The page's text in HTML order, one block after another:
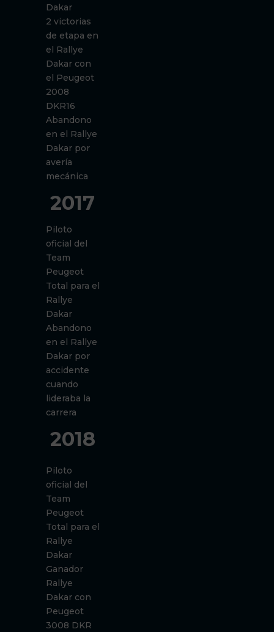
Dakar
2 victorias
de etapa en
el Rallye
Dakar con
el Peugeot
2008
DKR16
Abandono
en el Rallye
Dakar por
avería
mecánica
2017
Piloto
oficial del
Team
Peugeot
Total para el
Rallye
Dakar
Abandono
en el Rallye
Dakar por
accidente
cuando
lideraba la
carrera
2018
Piloto
oficial del
Team
Peugeot
Total para el
Rallye
Dakar
Ganador
Rallye
Dakar con
Peugeot
3008 DKR